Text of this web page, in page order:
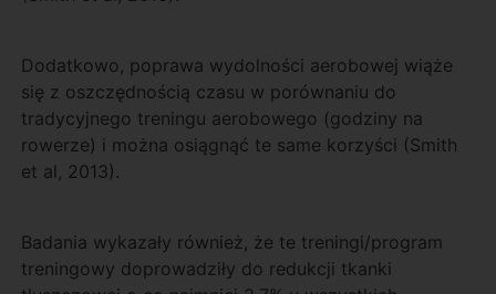
Dodatkowo, poprawa wydolności aerobowej wiąże
się z oszczędnością czasu w porównaniu do
tradycyjnego treningu aerobowego (godziny na
rowerze) i można osiągnąć te same korzyści (Smith
et al, 2013).
Badania wykazały również, że te treningi/program
treningowy doprowadziły do ​​redukcji tkanki